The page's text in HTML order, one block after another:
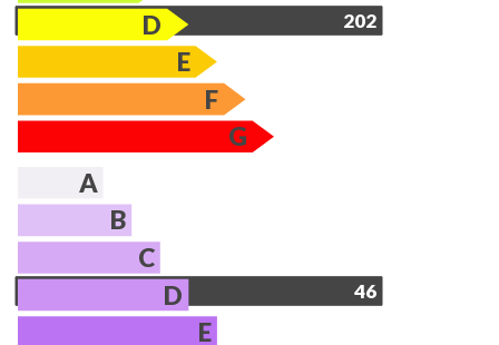
202
D
E
F
G
A
B
C
46
D
E